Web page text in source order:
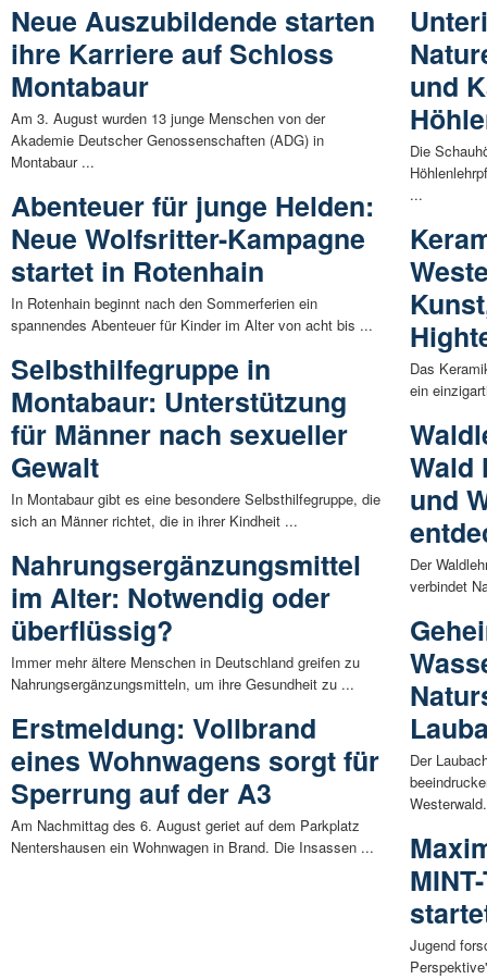
Neue Auszubildende starten
ihre Karriere auf Schloss
Montabaur
Am 3. August wurden 13 junge Menschen von der
Akademie Deutscher Genossenschaften (ADG) in
Montabaur ...
Abenteuer für junge Helden:
Neue Wolfsritter-Kampagne
startet in Rotenhain
In Rotenhain beginnt nach den Sommerferien ein
spannendes Abenteuer für Kinder im Alter von acht bis ...
Selbsthilfegruppe in
Montabaur: Unterstützung
für Männer nach sexueller
Gewalt
In Montabaur gibt es eine besondere Selbsthilfegruppe, die
sich an Männer richtet, die in ihrer Kindheit ...
Nahrungsergänzungsmittel
im Alter: Notwendig oder
überflüssig?
Immer mehr ältere Menschen in Deutschland greifen zu
Nahrungsergänzungsmitteln, um ihre Gesundheit zu ...
Erstmeldung: Vollbrand
eines Wohnwagens sorgt für
Sperrung auf der A3
Am Nachmittag des 6. August geriet auf dem Parkplatz
Nentershausen ein Wohnwagen in Brand. Die Insassen ...
und
Die
...
Das
ein
Wald
und
Der
verbindet
Der
Jugend